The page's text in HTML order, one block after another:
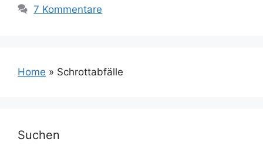
7 Kommentare
Home » Schrottabfälle
Suchen